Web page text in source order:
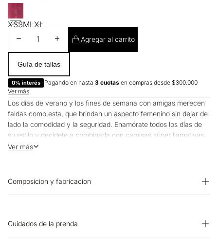
XSSMLXL
Disminuir cantidadAumentar cantidad
Agregar al carrito
Guía de tallas
0% interés Pagando en hasta 3 cuotas en compras desde $300.000
Ver más
Los días de verano y los fines de semana con amigas merecen
faldas como esta, que brindan un aspecto femenino sin dejar de
lado la comodidad y la seguridad. Enamórate todos los días de
su estilo y decídete a combinarla con camisas súper llamativas
para que lucir bien sea siempre un hecho.
Ver más
Composicion y fabricacion
Cuidados de la prenda